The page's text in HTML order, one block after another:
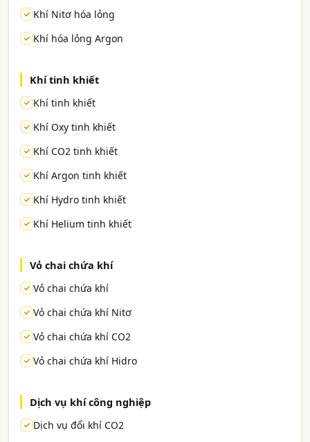
Khí Nitơ hóa lỏng
Khí hóa lỏng Argon
Khí tinh khiết
Khí tinh khiết
Khí Oxy tinh khiết
Khí CO2 tinh khiết
Khí Argon tinh khiết
Khí Hydro tinh khiết
Khí Helium tinh khiết
Vỏ chai chứa khí
Vỏ chai chứa khí
Vỏ chai chứa khí Nitơ
Vỏ chai chứa khí CO2
Vỏ chai chứa khí Hidro
Dịch vụ khí công nghiệp
Dịch vụ đổi khí CO2